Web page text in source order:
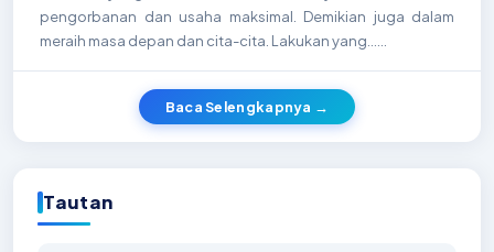
pengorbanan dan usaha maksimal. Demikian juga dalam
meraih masa depan dan cita-cita. Lakukan yang…...
Baca Selengkapnya →
Tautan